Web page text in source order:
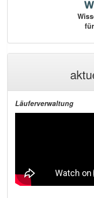
Läuferverwaltung